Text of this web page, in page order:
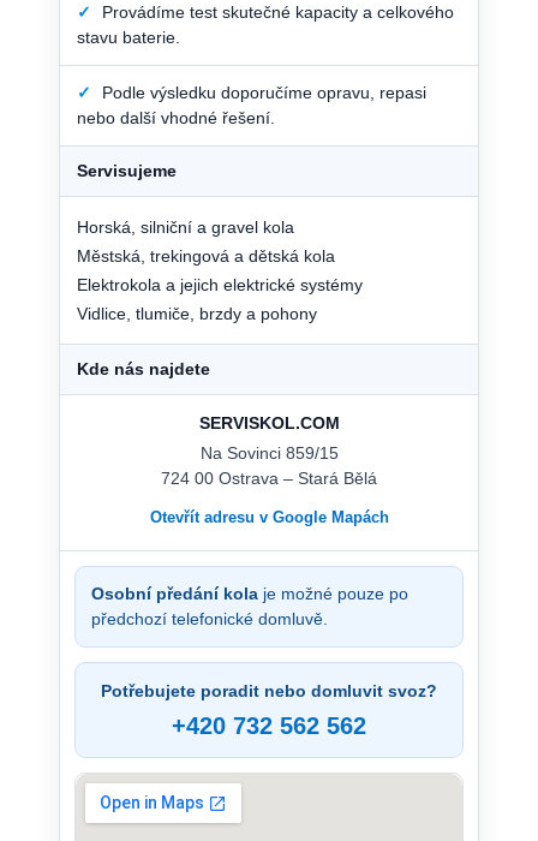
✓
Provádíme test skutečné kapacity a celkového
stavu baterie.
✓
Podle výsledku doporučíme opravu, repasi
nebo další vhodné řešení.
Servisujeme
Horská, silniční a gravel kola
Městská, trekingová a dětská kola
Elektrokola a jejich elektrické systémy
Vidlice, tlumiče, brzdy a pohony
Kde nás najdete
SERVISKOL.COM
Na Sovinci 859/15
724 00 Ostrava – Stará Bělá
Otevřít adresu v Google Mapách
Osobní předání kola je možné pouze po
předchozí telefonické domluvě.
Potřebujete poradit nebo domluvit svoz?
+420 732 562 562